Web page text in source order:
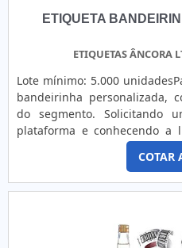
ETIQUETA
ETIQUETAS ÂNCORA
Lote mínimo: 5.000
bandeirinha personalizada,
do segmento. Solicitando
plataforma e conhecendo a
busca é por etiqueta
Etiquetas ncora atingirá
produtos.DETALHES
PERSONALIZADAHá
COTAR